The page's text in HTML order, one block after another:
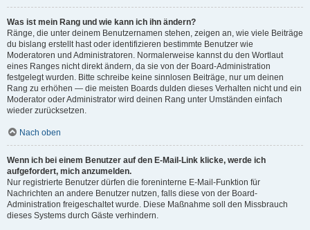
Was ist mein Rang und wie kann ich ihn ändern?
Ränge, die unter deinem Benutzernamen stehen, zeigen an, wie viele Beiträge
du bislang erstellt hast oder identifizieren bestimmte Benutzer wie
Moderatoren und Administratoren. Normalerweise kannst du den Wortlaut
eines Ranges nicht direkt ändern, da sie von der Board-Administration
festgelegt wurden. Bitte schreibe keine sinnlosen Beiträge, nur um deinen
Rang zu erhöhen — die meisten Boards dulden dieses Verhalten nicht und ein
Moderator oder Administrator wird deinen Rang unter Umständen einfach
wieder zurücksetzen.
Nach oben
Wenn ich bei einem Benutzer auf den E-Mail-Link klicke, werde ich
aufgefordert, mich anzumelden.
Nur registrierte Benutzer dürfen die foreninterne E-Mail-Funktion für
Nachrichten an andere Benutzer nutzen, falls diese von der Board-
Administration freigeschaltet wurde. Diese Maßnahme soll den Missbrauch
dieses Systems durch Gäste verhindern.